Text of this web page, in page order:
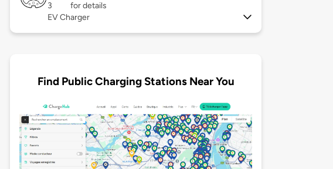
3
for details
EV Charger
Find Public Charging Stations Near You